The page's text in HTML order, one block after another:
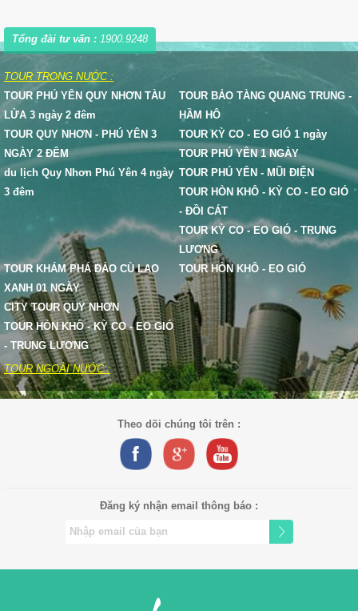
Tổng đài tư vấn : 1900.9248
TOUR TRONG NƯỚC :
TOUR PHÚ YÊN QUY NHƠN TÀU
LỬA 3 ngày 2 đêm
TOUR QUY NHƠN - PHÚ YÊN 3
NGÀY 2 ĐÊM
du lịch Quy Nhơn Phú Yên 4 ngày
3 đêm
TOUR BẢO TÀNG QUANG TRUNG -
HẦM HÔ
TOUR KỲ CO - EO GIÓ 1 ngày
TOUR PHÚ YÊN 1 NGÀY
TOUR PHÚ YÊN - MŨI ĐIỆN
TOUR HÒN KHÔ - KỲ CO - EO GIÓ
- ĐỒI CÁT
TOUR KỲ CO - EO GIÓ - TRUNG
LƯƠNG
TOUR KHÁM PHÁ ĐẢO CÙ LAO
XANH 01 NGÀY
CITY TOUR QUY NHƠN
TOUR HÒN KHÔ - KỲ CO - EO GIÓ
- TRUNG LƯƠNG
TOUR HÒN KHÔ - EO GIÓ
TOUR NGOÀI NƯỚC :
Theo dõi chúng tôi trên :
Đăng ký nhận email thông báo :